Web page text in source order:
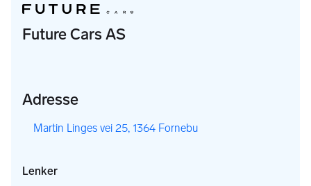
Future Cars AS
Adresse
Martin Linges vei 25, 1364 Fornebu
Lenker